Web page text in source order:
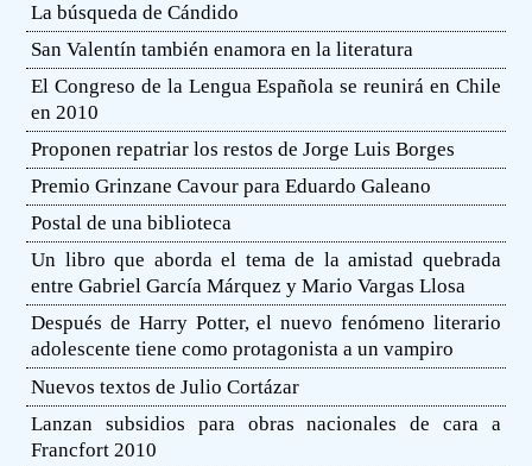
La búsqueda de Cándido
San Valentín también enamora en la literatura
El Congreso de la Lengua Española se reunirá en Chile
en 2010
Proponen repatriar los restos de Jorge Luis Borges
Premio Grinzane Cavour para Eduardo Galeano
Postal de una biblioteca
Un libro que aborda el tema de la amistad quebrada
entre Gabriel García Márquez y Mario Vargas Llosa
Después de Harry Potter, el nuevo fenómeno literario
adolescente tiene como protagonista a un vampiro
Nuevos textos de Julio Cortázar
Lanzan subsidios para obras nacionales de cara a
Francfort 2010